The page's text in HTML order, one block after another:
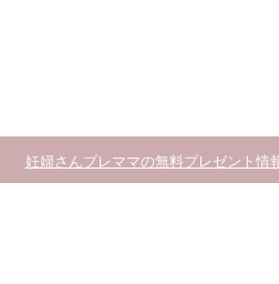
妊婦さんプレママの無料プレゼント情